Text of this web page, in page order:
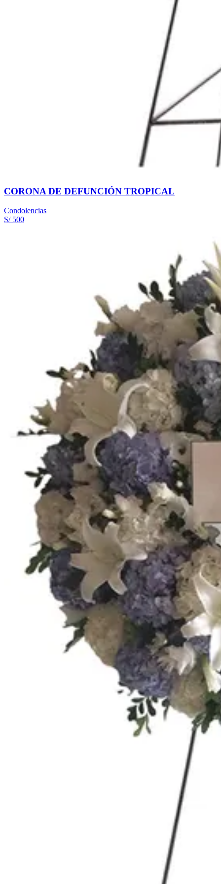
CORONA DE DEFUNCIÓN TROPICAL
Condolencias
S/ 500